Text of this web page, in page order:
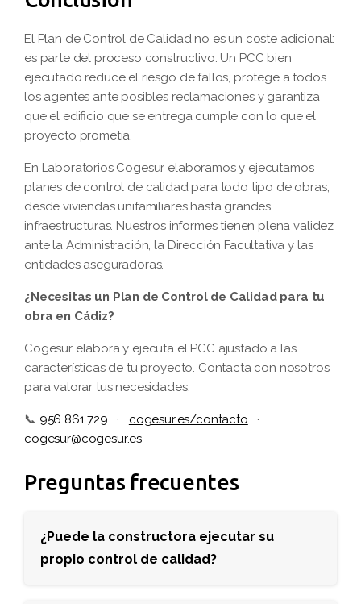
El Plan de Control de Calidad no es un coste adicional:
es parte del proceso constructivo. Un PCC bien
ejecutado reduce el riesgo de fallos, protege a todos
los agentes ante posibles reclamaciones y garantiza
que el edificio que se entrega cumple con lo que el
proyecto prometía.
En Laboratorios Cogesur elaboramos y ejecutamos
planes de control de calidad para todo tipo de obras,
desde viviendas unifamiliares hasta grandes
infraestructuras. Nuestros informes tienen plena validez
ante la Administración, la Dirección Facultativa y las
entidades aseguradoras.
¿Necesitas un Plan de Control de Calidad para tu
obra en Cádiz?
Cogesur elabora y ejecuta el PCC ajustado a las
características de tu proyecto. Contacta con nosotros
para valorar tus necesidades.
📞 956 861 729 · cogesur.es/contacto ·
cogesur@cogesur.es
Preguntas frecuentes
¿Puede la constructora ejecutar su
propio control de calidad?